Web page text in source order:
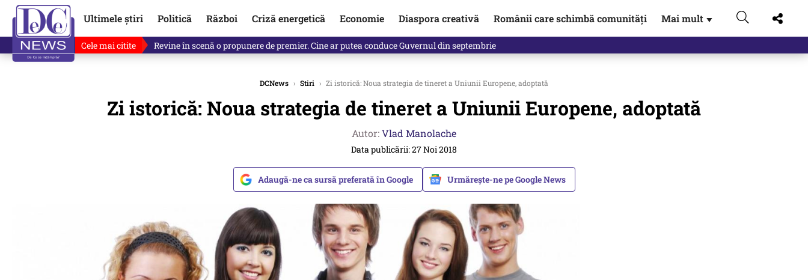
Ultimele știri Politică Război Criză energetică Economie Diaspora creativă Românii care schimbă comunități Mai mult ▼
Cele mai citite Revine în scenă o propunere de premier. Cine ar putea conduce Guvernul din septembrie
DCNews › Stiri › Zi istorică: Noua strategia de tineret a Uniunii Europene, adoptată
Zi istorică: Noua strategia de tineret a Uniunii Europene, adoptată
Autor:Vlad Manolache
Data publicării: 27 Noi 2018
Adaugă-ne ca sursă preferată în Google Urmărește-ne pe Google News